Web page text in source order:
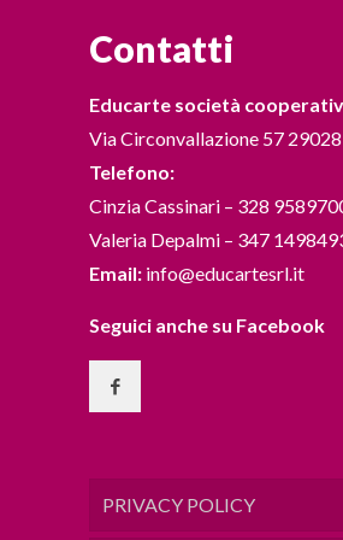
Contatti
Educarte società
Via Circonvallazione 57
Telefono:
Cinzia Cassinari – 328
Valeria Depalmi – 347
Email: info@educartesrl.it
Seguici anche su Facebook
PRIVACY POLICY